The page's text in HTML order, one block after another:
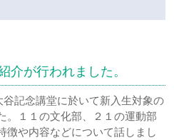
介が行われました。
谷記念講堂に於いて新入生対象の
。１１の文化部、２１の運動部
徴や内容などについて話しまし